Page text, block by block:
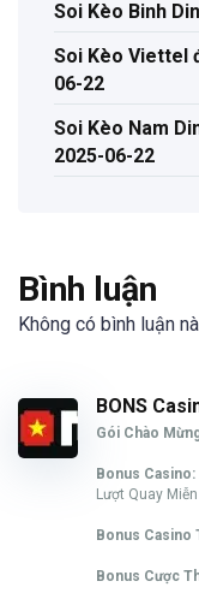
Soi Kèo Binh
Soi Kèo Viettel
06-22
Soi Kèo Nam
2025-06-22
Bình luận
Không có bình luận
BONS
Gói Chào
Bonus Casino:
Lượt Quay
Bonus Casino
Bonus Cược